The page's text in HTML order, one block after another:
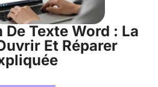
Texte Word : La
Et Réparer